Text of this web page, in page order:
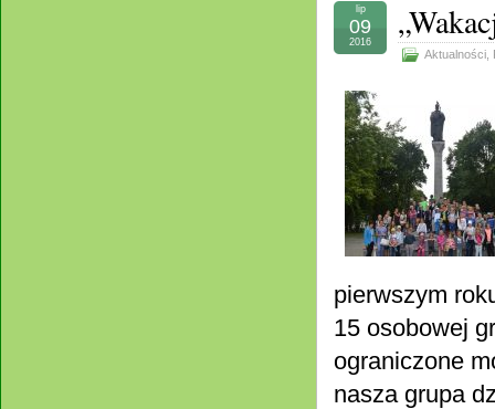
Aktualności
lip
09
2016
pierwszym
15 osobowej
ograniczone
nasza grupa